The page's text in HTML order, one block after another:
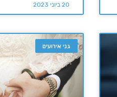
20 ביוני 2023
גני אירועים